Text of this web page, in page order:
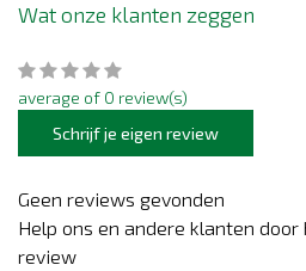
Wat onze klanten zeggen
average of 0 review(s)
Schrijf je eigen review
Geen reviews gevonden
Help ons en andere klanten
review